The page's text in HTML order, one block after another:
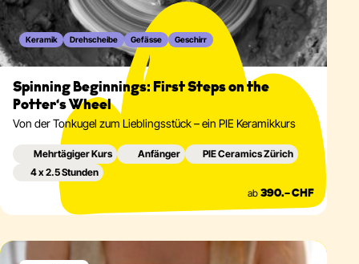
Keramik Drehscheibe Gefässe Geschirr
Spinning Beginnings: First Steps on the
Potter‘s Wheel
Von der Tonkugel zum Lieblingsstück – ein PIE Keramikkurs
Mehrtägiger Kurs Anfänger
PIE Ceramics Zürich
4 x 2.5 Stunden
ab 390.– CHF